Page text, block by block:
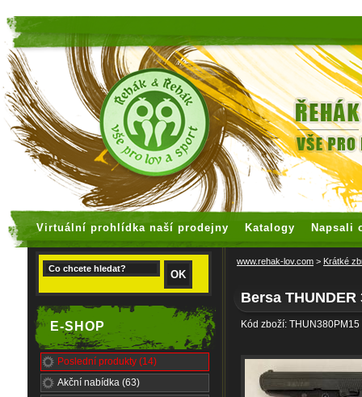
Virtuální prohlídka naší prodejny Katalogy Napsali
E-SHOP
Poslední produkty (14)
Akční nabídka (63)
www.rehak-lov.com > Krátké
Bersa THUNDER
Kód zboží: THUN380PM15